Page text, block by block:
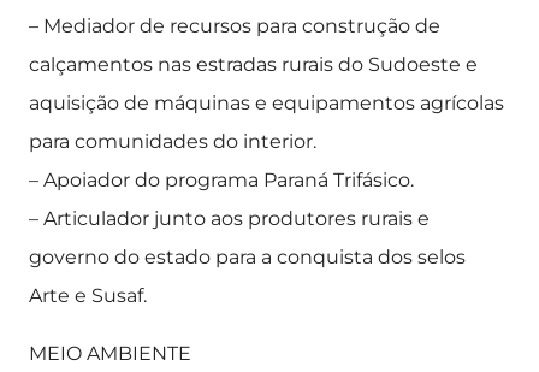
– Mediador de recursos para construção de
calçamentos nas estradas rurais do Sudoeste e
aquisição de máquinas e equipamentos agrícolas
para comunidades do interior.
– Apoiador do programa Paraná Trifásico.
– Articulador junto aos produtores rurais e
governo do estado para a conquista dos selos
Arte e Susaf.
MEIO AMBIENTE